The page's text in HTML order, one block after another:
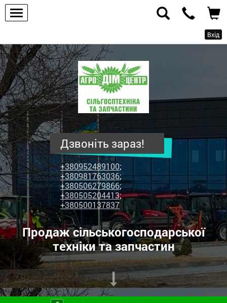
Вхід
ПП
"Агродім-
центр"
-
продаж
сільськогосподарської
техніки
та
запчастин
Дзвоніть зараз!
+380952489100;
+380981763036;
+380506279866;
+380505204413;
+380500137837
Продаж сільськогосподарської
техніки та запчастин